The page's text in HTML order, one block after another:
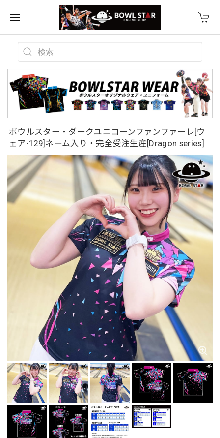
ボウルスター・ダークユニコーンファンファーレ[ウ
ェア-129]ネーム入り・完全受注生産[Dragon series]